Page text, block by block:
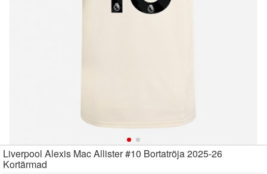
Liverpool Alexis Mac Allister #10 Bortatröja 2025-26
Kortärmad